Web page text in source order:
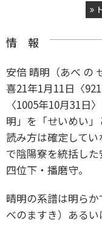
情 報
安倍 晴明（あべ の
喜21年1月11日〈
〈1005年10月31日
明」を「せいめい
読み方は確定して
で陰陽寮を統括し
四位下・播磨守。
晴明の系譜は明ら
べのますき）あるい